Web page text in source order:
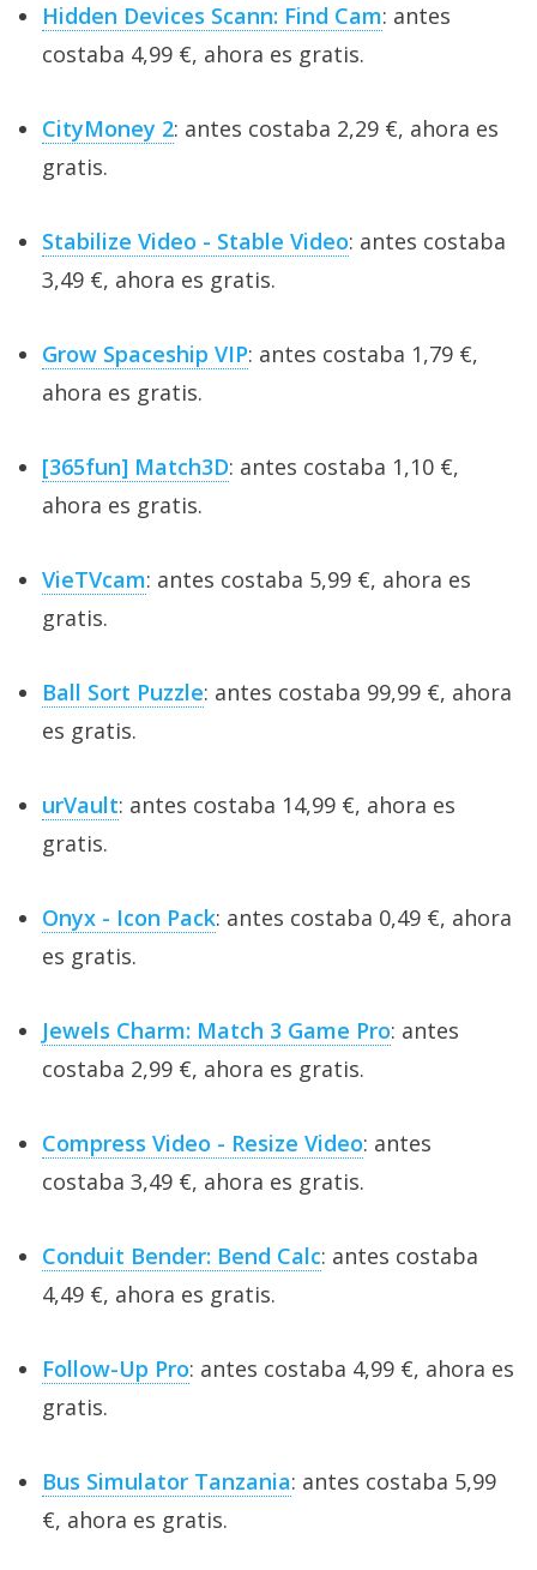
Hidden Devices Scann: Find Cam: antes
costaba 4,99 €, ahora es gratis.
CityMoney 2: antes costaba 2,29 €, ahora es
gratis.
Stabilize Video - Stable Video: antes costaba
3,49 €, ahora es gratis.
Grow Spaceship VIP: antes costaba 1,79 €,
ahora es gratis.
[365fun] Match3D: antes costaba 1,10 €,
ahora es gratis.
VieTVcam: antes costaba 5,99 €, ahora es
gratis.
Ball Sort Puzzle: antes costaba 99,99 €, ahora
es gratis.
urVault: antes costaba 14,99 €, ahora es
gratis.
Onyx - Icon Pack: antes costaba 0,49 €, ahora
es gratis.
Jewels Charm: Match 3 Game Pro: antes
costaba 2,99 €, ahora es gratis.
Compress Video - Resize Video: antes
costaba 3,49 €, ahora es gratis.
Conduit Bender: Bend Calc: antes costaba
4,49 €, ahora es gratis.
Follow-Up Pro: antes costaba 4,99 €, ahora es
gratis.
Bus Simulator Tanzania: antes costaba 5,99
€, ahora es gratis.